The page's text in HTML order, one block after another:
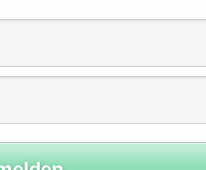
onthuld, maar ook
binnen het
motoren en fossielvrije
om emissieloos
uitdagingen met zich